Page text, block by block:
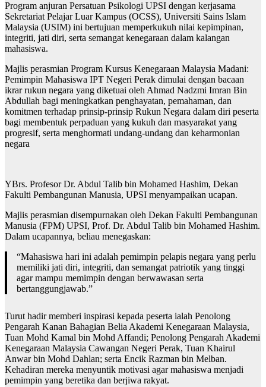
Program anjuran Persatuan Psikologi UPSI dengan kerjasama
Sekretariat Pelajar Luar Kampus (OCSS), Universiti Sains Islam
Malaysia (USIM) ini bertujuan memperkukuh nilai kepimpinan,
integriti, jati diri, serta semangat kenegaraan dalam kalangan
mahasiswa.
Majlis perasmian Program Kursus Kenegaraan Malaysia Madani:
Pemimpin Mahasiswa IPT Negeri Perak dimulai dengan bacaan
ikrar rukun negara yang diketuai oleh Ahmad Nadzmi Imran Bin
Abdullah bagi meningkatkan penghayatan, pemahaman, dan
komitmen terhadap prinsip-prinsip Rukun Negara dalam diri peserta
bagi membentuk perpaduan yang kukuh dan masyarakat yang
progresif, serta menghormati undang-undang dan keharmonian
negara
YBrs. Profesor Dr. Abdul Talib bin Mohamed Hashim, Dekan
Fakulti Pembangunan Manusia, UPSI menyampaikan ucapan.
Majlis perasmian disempurnakan oleh Dekan Fakulti Pembangunan
Manusia (FPM) UPSI, Prof. Dr. Abdul Talib bin Mohamed Hashim.
Dalam ucapannya, beliau menegaskan:
“Mahasiswa hari ini adalah pemimpin pelapis negara yang perlu
memiliki jati diri, integriti, dan semangat patriotik yang tinggi
agar mampu memimpin dengan berwawasan serta
bertanggungjawab.”
Turut hadir memberi inspirasi kepada peserta ialah Penolong
Pengarah Kanan Bahagian Belia Akademi Kenegaraan Malaysia,
Tuan Mohd Kamal bin Mohd Affandi; Penolong Pengarah Akademi
Kenegaraan Malaysia Cawangan Negeri Perak, Tuan Khairul
Anwar bin Mohd Dahlan; serta Encik Razman bin Melban.
Kehadiran mereka menyuntik motivasi agar mahasiswa menjadi
pemimpin yang beretika dan berjiwa rakyat.